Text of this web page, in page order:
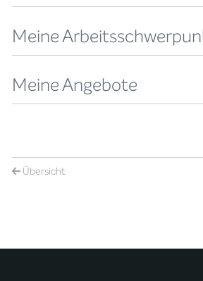
Meine
Meine Angebote
Übersicht